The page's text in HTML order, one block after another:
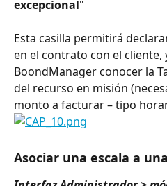
excepcional"
Esta casilla permitirá
en el contrato con el
BoondManager conocer la
del recurso en misión
monto a facturar – tipo
Asociar una escala a